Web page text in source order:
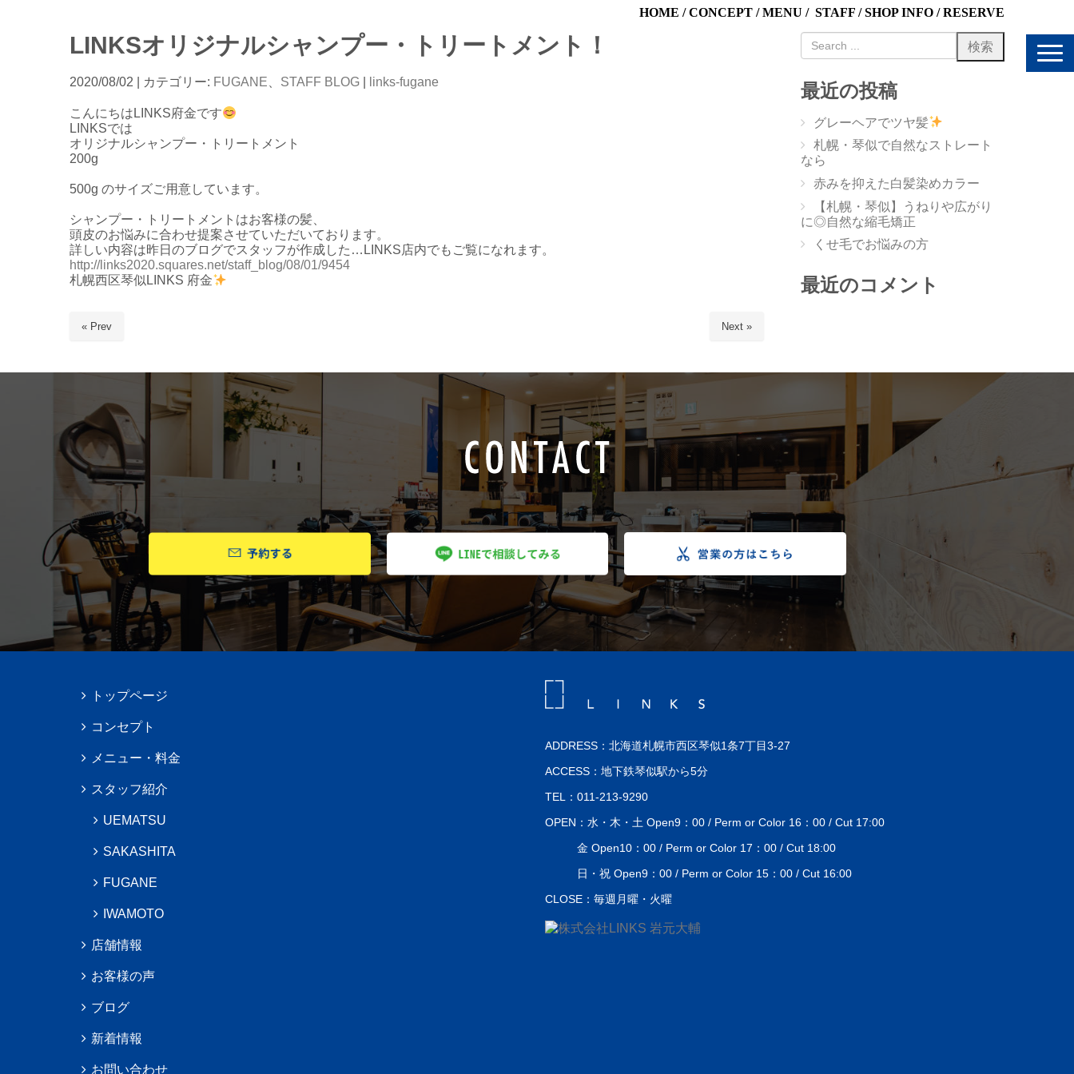
HOME /CONCEPT /MENU / STAFF /SHOP INFO /RESERVE
N
LINKSオリジナルシャンプー・トリートメント！
2020/08/02 | カテゴリー: FUGANE STAFF BLOG links-fugane
こんにちはLINKS府金です
LINKSでは
オリジナルシャンプー・トリートメント
200g
500g のサイズご用意しています。
シャンプー・トリートメントはお客様の髪、
頭皮のお悩みに合わせ提案させていただいております。
詳しい内容は昨日のブログでスタッフが作成した…LINKS店内でもご覧になれます。
http://links2020.squares.net/staff_blog/08/01/9454
札幌西区琴似LINKS 府金
« Prev Next »
最近の投稿
グレーヘアでツヤ髪
札幌・琴似で自然なストレート
なら
赤みを抑えた白髪染めカラー
【札幌・琴似】うねりや広がり
に◎自然な縮毛矯正
くせ毛でお悩みの方
最近のコメント
トップページ
コンセプト
メニュー・料金
スタッフ紹介
UEMATSU
SAKASHITA
FUGANE
IWAMOTO
店舗情報
お客様の声
ブログ
新着情報
お問い合わせ
ADDRESS：北海道札幌市西区琴似1条7丁目3-27
ACCESS：地下鉄琴似駅から5分
TEL：011-213-9290
OPEN：水・木・土 Open9：00 / Perm or Color 16：00 / Cut 17:00
金 Open10：00 / Perm or Color 17：00 / Cut 18:00
日・祝 Open9：00 / Perm or Color 15：00 / Cut 16:00
CLOSE：毎週月曜・火曜